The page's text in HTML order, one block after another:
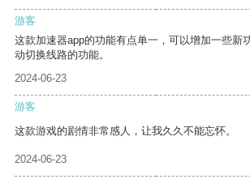
游客
这款加速器app的功能有点单一，可以增加一些新
动切换线路的功能。
2024-06-23
游客
这款游戏的剧情非常感人，让我久久不能忘怀。
2024-06-23